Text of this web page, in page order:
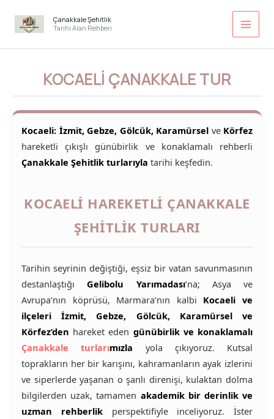
atla
Çanakkale Şehitlik
Tarihi Alan Rehberi
KOCAELI ÇANAKKALE TUR
Kocaeli: İzmit, Gebze, Gölcük, Karamürsel ve Körfez
hareketli çıkışlı günübirlik ve konaklamalı rehberli
Çanakkale Şehitlik turlarıyla tarihi keşfedin.
KOCAELI HAREKETLI ÇANAKKALE
ŞEHITLIK TURLARI
Tarihin seyrinin değiştiği, eşsiz bir vatan savunmasının
destanlaştığıGelibolu Yarımadası’na; Asya ve
Avrupa’nın köprüsü, Marmara’nın kalbi Kocaeli ve
ilçeleri İzmit, Gebze, Gölcük, Karamürsel ve
Körfez’den hareket eden günübirlik ve konaklamalı
Çanakkale turlarımızla yola çıkıyoruz. Kutsal
toprakların her bir karışını, kahramanların ayak izlerini
ve siperlerde yaşanan o şanlı direnişi, kulaktan dolma
bilgilerden uzak, tamamen akademik bir derinlik ve
uzman rehberlikperspektifiyle inceliyoruz. İster